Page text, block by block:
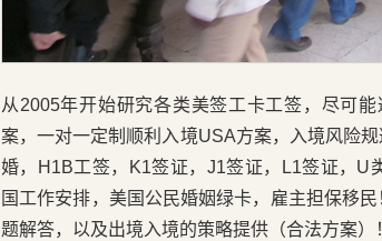
从2005年开始研究各类美签工卡工签，尽可
案，一对一定制顺利入境USA方案，入境风险
婚，H1B工签，K1签证，J1签证，L1签证，U
国工作安排，美国公民婚姻绿卡，雇主担保移
题解答，以及出境入境的策略提供（合法方案）